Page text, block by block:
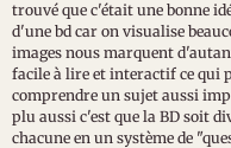
trouvé que c'était une bonne
d'une bd car on visualise
images nous marquent
facile à lire et interactif ce qui
comprendre un sujet aussi
plu aussi c'est que la BD soit
chacune en un système de